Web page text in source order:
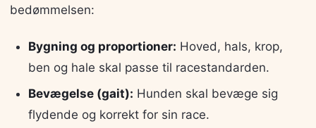
bedømmelsen:
Bygning og proportioner: Hoved, hals, krop,
ben og hale skal passe til racestandarden.
Bevægelse (gait): Hunden skal bevæge sig
flydende og korrekt for sin race.